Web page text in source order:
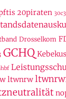
20piraten 30c3
Drosselkom
GCHQ Kebekus
ltwnrw